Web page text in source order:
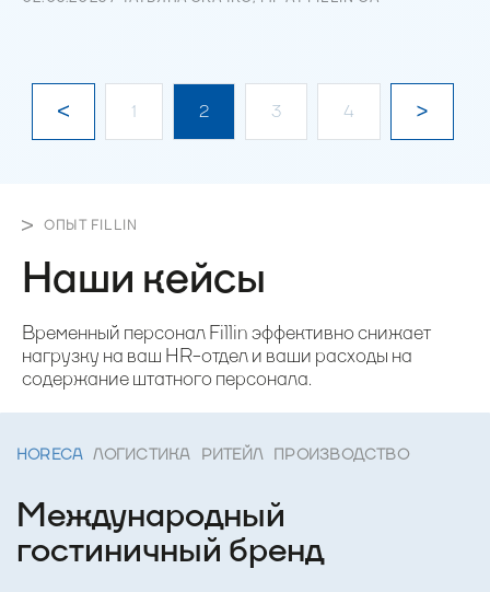
1 2 3 4
ОПЫТ FILLIN
Наши кейсы
Временный персонал Fillin эффективно снижает
нагрузку на ваш HR-отдел и ваши расходы на
содержание штатного персонала.
HORECA ЛОГИСТИКА РИТЕЙЛ ПРОИЗВОДСТВО
Международный
гостиничный бренд